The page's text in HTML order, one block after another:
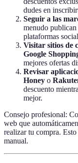
dudes en
Seguir a las
menudo publican
plataformas
Visitar sitios de
Google
mejores ofertas
Revisar
Honey o
descuento
mejor.
Consejo profesional:
web que
realizar tu compra.
manual.